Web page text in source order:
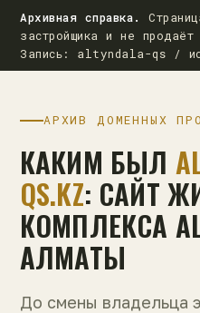
Архивная справка.
застройщика и не продаёт
Запись: altyndala-qs /
АРХИВ ДОМЕННЫХ
КАКИМ БЫЛ
QS.KZ: САЙТ
КОМПЛЕКСА
АЛМАТЫ
До смены владельца